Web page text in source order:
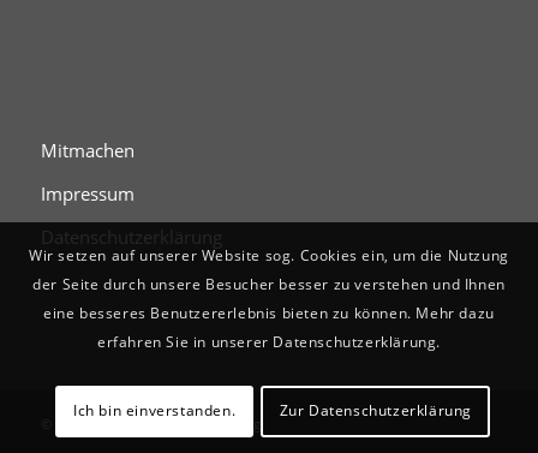
Mitmachen
Impressum
Datenschutzerklärung
© Digitales Stadtgedächtnis Coburg
Wir setzen auf unserer Website sog. Cookies ein, um die Nutzung
der Seite durch unsere Besucher besser zu verstehen und Ihnen
eine besseres Benutzererlebnis bieten zu können. Mehr dazu
erfahren Sie in unserer Datenschutzerklärung.
Ich bin einverstanden. Zur Datenschutzerklärung